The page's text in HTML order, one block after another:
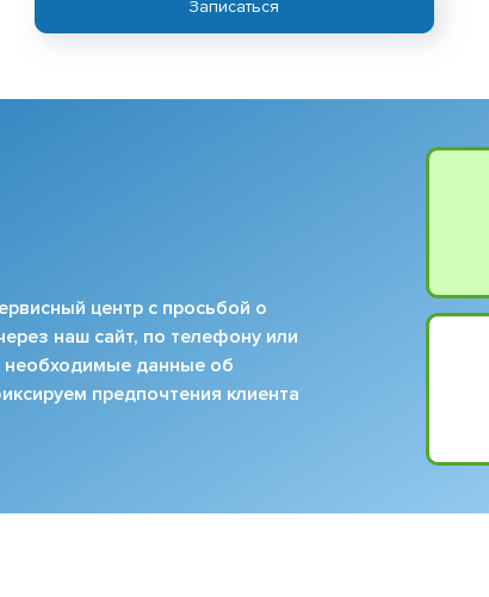
Записаться
центр с просьбой о
наш сайт, по телефону или
данные об
предпочтения клиента